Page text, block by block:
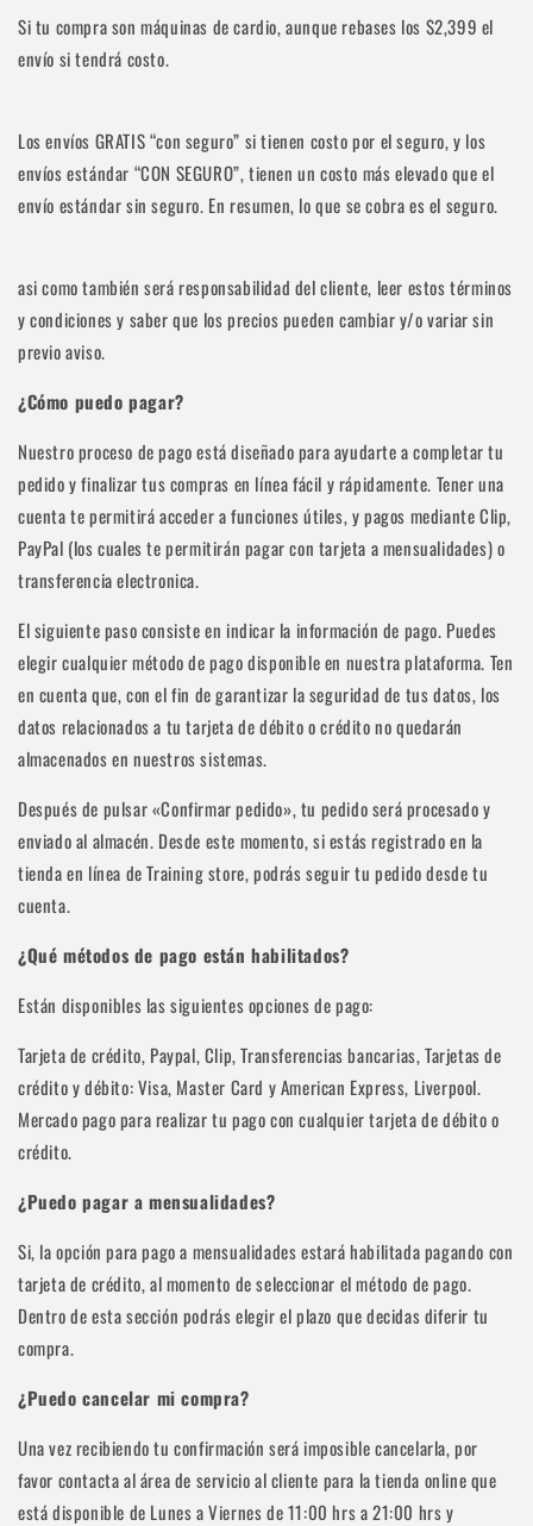
Si tu compra son máquinas de cardio, aunque rebases los $2,399 el
envío si tendrá costo.
Los envíos GRATIS “con seguro” si tienen costo por el seguro, y los
envíos estándar “CON SEGURO”, tienen un costo más elevado que el
envío estándar sin seguro. En resumen, lo que se cobra es el seguro.
asi como también será responsabilidad del cliente, leer estos términos
y condiciones y saber que los precios pueden cambiar y/o variar sin
previo aviso.
¿Cómo puedo pagar?
Nuestro proceso de pago está diseñado para ayudarte a completar tu
pedido y finalizar tus compras en línea fácil y rápidamente. Tener una
cuenta te permitirá acceder a funciones útiles, y pagos mediante Clip,
PayPal (los cuales te permitirán pagar con tarjeta a mensualidades) o
transferencia electronica.
El siguiente paso consiste en indicar la información de pago. Puedes
elegir cualquier método de pago disponible en nuestra plataforma. Ten
en cuenta que, con el fin de garantizar la seguridad de tus datos, los
datos relacionados a tu tarjeta de débito o crédito no quedarán
almacenados en nuestros sistemas.
Después de pulsar «Confirmar pedido», tu pedido será procesado y
enviado al almacén. Desde este momento, si estás registrado en la
tienda en línea de Training store, podrás seguir tu pedido desde tu
cuenta.
¿Qué métodos de pago están habilitados?
Están disponibles las siguientes opciones de pago:
Tarjeta de crédito, Paypal, Clip, Transferencias bancarias, Tarjetas de
crédito y débito: Visa, Master Card y American Express, Liverpool.
Mercado pago para realizar tu pago con cualquier tarjeta de débito o
crédito.
¿Puedo pagar a mensualidades?
Si, la opción para pago a mensualidades estará habilitada pagando con
tarjeta de crédito, al momento de seleccionar el método de pago.
Dentro de esta sección podrás elegir el plazo que decidas diferir tu
compra.
¿Puedo cancelar mi compra?
Una vez recibiendo tu confirmación será imposible cancelarla, por
favor contacta al área de servicio al cliente para la tienda online que
está disponible de Lunes a Viernes de 11:00 hrs a 21:00 hrs y
Se requiere iniciar sesión
Inicie sesión en su cuenta para agregar productos a su lista
de deseos y ver los artículos guardados anteriormente.
Acceso